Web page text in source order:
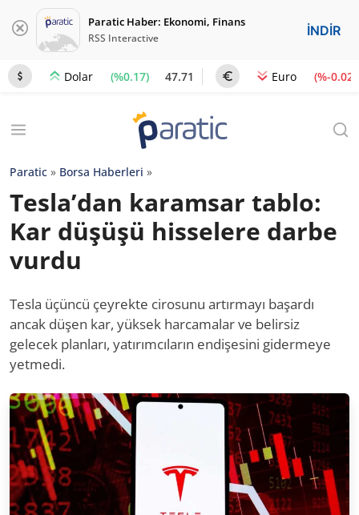
Paratic Haber: Ekonomi, Finans
RSS Interactive İNDİR
Dolar (%0.17) 47.71 Euro (%-0.02)
Paratic » Borsa Haberleri »
Tesla’dan karamsar tablo:
Kar düşüşü hisselere darbe
vurdu
Tesla üçüncü çeyrekte cirosunu artırmayı başardı
ancak düşen kar, yüksek harcamalar ve belirsiz
gelecek planları, yatırımcıların endişesini gidermeye
yetmedi.